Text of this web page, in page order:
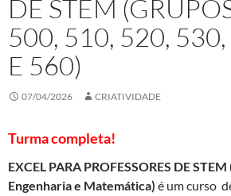
DE STEM
500, 510, 520,
E 560)
07/04/2026 CRIATIVIDADE
Turma completa!
EXCEL PARA PROFESSORES DE
Engenharia e Matemática) é um curso